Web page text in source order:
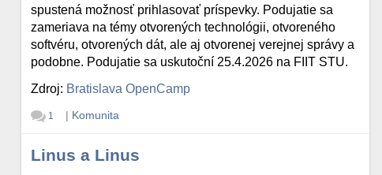
spustená možnosť prihlasovať príspevky. Podujatie sa
zameriava na témy otvorených technológii, otvoreného
softvéru, otvorených dát, ale aj otvorenej verejnej správy a
podobne. Podujatie sa uskutoční 25.4.2026 na FIIT STU.
Zdroj: Bratislava OpenCamp
1 | Komunita
Linus a Linus